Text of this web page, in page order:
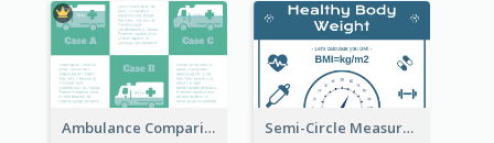
Ambulance Comparison Semi-Circle Measurement Clipart